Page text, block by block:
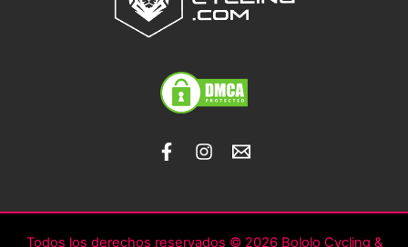
Todos los derechos reservados © 2026 Bololo Cycling &